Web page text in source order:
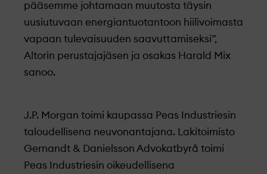
pääsemme johtamaan muutosta täysin
uusiutuvaan energiantuotantoon hiilivoimasta
vapaan tulevaisuuden saavuttamiseksi”,
Altorin perustajajäsen ja osakas Harald Mix
sanoo.
J.P. Morgan toimi kaupassa Peas Industriesin
taloudellisena neuvonantajana. Lakitoimisto
Gernandt & Danielsson Advokatbyrå toimi
Peas Industriesin oikeudellisena